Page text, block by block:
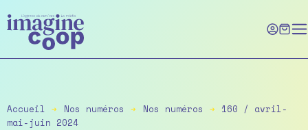
to
the
content
Accueil ➔ Nos numéros ➔ Nos numéros ➔ 160 / avril-
mai-juin 2024